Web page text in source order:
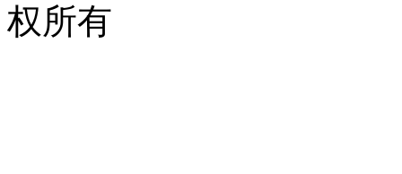
权所有